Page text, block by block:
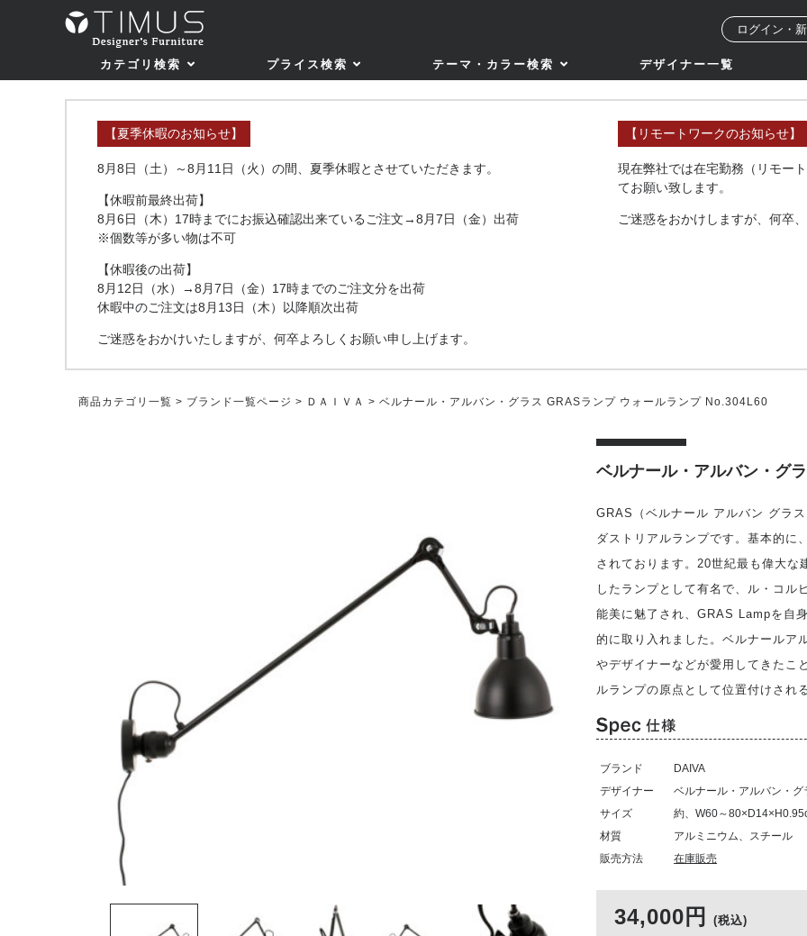
ログイン・
カテゴリ検索 プライス検索 テーマ・カラー検索 デザイナー一覧
【夏季休暇のお知らせ】
8月8日（土）～8月11日（火）の間、夏季休暇とさせていただきます。
【休暇前最終出荷】
8月6日（木）17時までにお振込確認出来ているご注文→8月7日（金）出荷
※個数等が多い物は不可
【休暇後の出荷】
8月12日（水）→8月7日（金）17時までのご注文分を出荷
休暇中のご注文は8月13日（木）以降順次出荷
ご迷惑をおかけいたしますが、何卒よろしくお願い申し上げます。
【リモートワークのお知らせ】
現在弊社では在宅勤務（リモー
てお願い致します。
ご迷惑をおかけしますが、何卒
商品カテゴリ一覧 > ブランド一覧ページ > ＤＡＩＶＡ > ベルナール・アルバン・グラス GRASランプ ウォールランプ No.304L60
ベルナール・アルバン・グ
GRAS（ベルナール アルバン グラ
ダストリアルランプです。基本的に
されております。20世紀最も偉大な
したランプとして有名で、ル・コル
能美に魅了され、GRAS Lampを自
的に取り入れました。ベルナールア
やデザイナーなどが愛用してきたこ
ルランプの原点として位置付けされ
ブランド
DAIVA
デザイナー
ベルナール・アルバン・グ
サイズ
約、W60～
材質
アルミニウム、スチール
販売方法
在庫販売
34,000円 (税込)